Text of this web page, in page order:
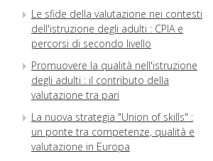
Le sfide della valutazione nei contesti
dell'istruzione degli adulti : CPIA e
percorsi di secondo livello
Promuovere la qualità nell'istruzione
degli adulti : il contributo della
valutazione tra pari
La nuova strategia "Union of skills" :
un ponte tra competenze, qualità e
valutazione in Europa